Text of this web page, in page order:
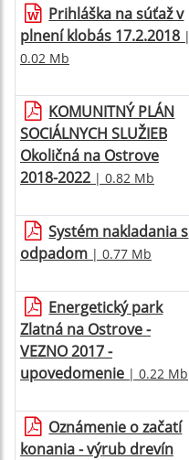
Prihláška na súťaž v
plnení klobás 17.2.2018 |
0.02 Mb
KOMUNITNÝ PLÁN
SOCIÁLNYCH SLUŽIEB
Okoličná na Ostrove
2018-2022 | 0.82 Mb
Systém nakladania s
odpadom | 0.77 Mb
Energetický park
Zlatná na Ostrove -
VEZNO 2017 -
upovedomenie | 0.22 Mb
Oznámenie o začatí
konania - výrub drevín